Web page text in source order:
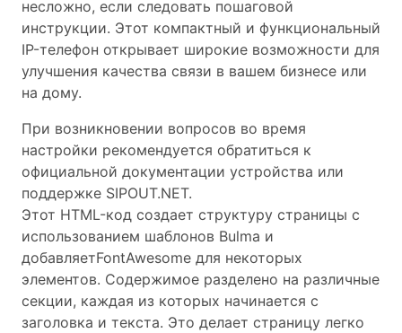
несложно, если следовать пошаговой
инструкции. Этот компактный и функциональный
IP-телефон открывает широкие возможности для
улучшения качества связи в вашем бизнесе или
на дому.
При возникновении вопросов во время
настройки рекомендуется обратиться к
официальной документации устройства или
поддержке SIPOUT.NET.
Этот HTML-код создает структуру страницы с
использованием шаблонов Bulma и
добавляетFontAwesome для некоторых
элементов. Содержимое разделено на различные
секции, каждая из которых начинается с
заголовка и текста. Это делает страницу легко